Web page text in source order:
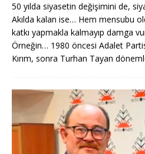
50 yılda siyasetin değişimini de,
Akılda kalan ise… Hem mensubu
katkı yapmakla kalmayıp damga
Örneğin… 1980 öncesi Adalet
Kırım, sonra Turhan Tayan